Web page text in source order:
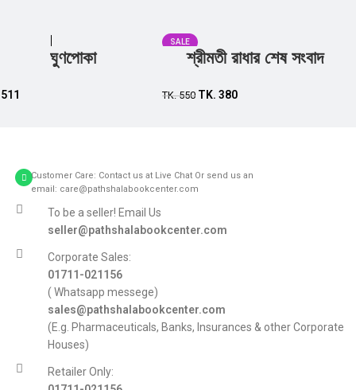
Add to cart
ঘুণপোকা
511
SALE
শ্রীমতী রাধার শেষ সংবাদ
TK.550 TK. 380
Customer Care: Contact us at Live Chat Or send us an
email: care@pathshalabookcenter.com
To be a seller! Email Us
seller@pathshalabookcenter.com
Corporate Sales:
01711-021156
( Whatsapp messege)
sales@pathshalabookcenter.com
(E.g. Pharmaceuticals, Banks, Insurances & other Corporate
Houses)
Retailer Only: